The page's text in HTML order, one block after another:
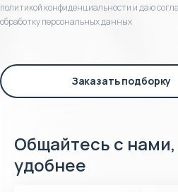
политикой конфиденциальности и даю
обработку персональных данных
Заказать подборку
Общайтесь с нами,
удобнее